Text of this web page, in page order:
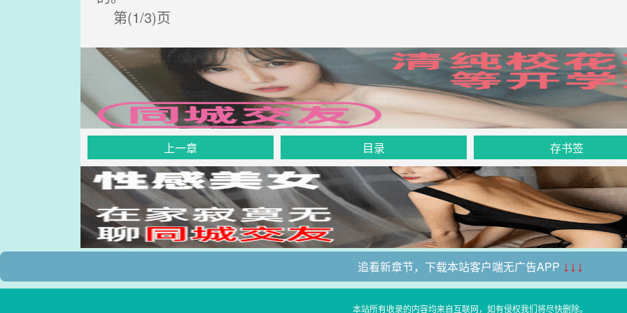
第(1/3)页
上一章 目录 存书签
追看新章节，下载本站客户端无广告APP ↓↓↓
本站所有收录的内容均来自互联网，如有侵权我们将尽快删除。